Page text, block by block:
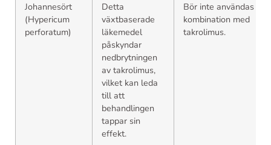
Johannesört
(Hypericum
perforatum)
Detta
växtbaserade
läkemedel
påskyndar
nedbrytningen
av takrolimus,
vilket kan leda
till att
behandlingen
tappar sin
effekt.
Bör inte användas i
kombination med
takrolimus.